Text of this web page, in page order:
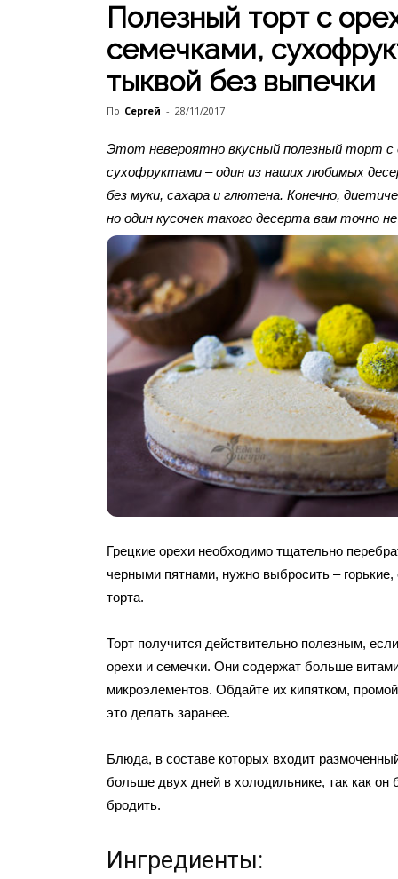
Полезный торт с
семечками,
тыквой без выпечки
По Сергей - 28/11/2017
Этот невероятно вкусный полезный торт с
сухофруктами – один из наших любимых
без муки, сахара и глютена. Конечно,
но один кусочек такого десерта вам точно
Грецкие орехи необходимо тщательно
черными пятнами, нужно выбросить – горькие,
торта.
Торт получится действительно полезным,
орехи и семечки. Они содержат больше
микроэлементов. Обдайте их кипятком,
это делать заранее.
Блюда, в составе которых входит
больше двух дней в холодильнике, так как он
бродить.
Ингредиенты: